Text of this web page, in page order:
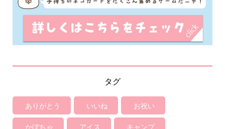
タグ
ありがとう いいね お祝い
かぼちゃ アイス キャンプ